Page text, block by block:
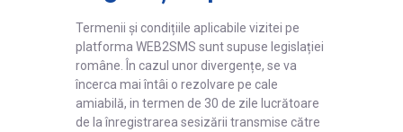
Termenii și condițiile aplicabile vizitei pe
platforma WEB2SMS sunt supuse legislației
române. În cazul unor divergențe, se va
încerca mai întâi o rezolvare pe cale
amiabilă, in termen de 30 de zile lucrătoare
de la înregistrarea sesizării transmise către